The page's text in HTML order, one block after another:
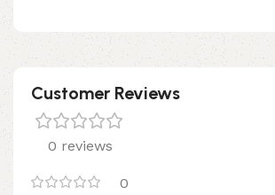
Customer Reviews
0 reviews
0